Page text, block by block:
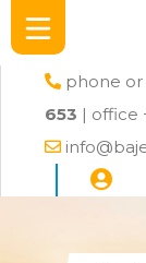
phone or
653 | office